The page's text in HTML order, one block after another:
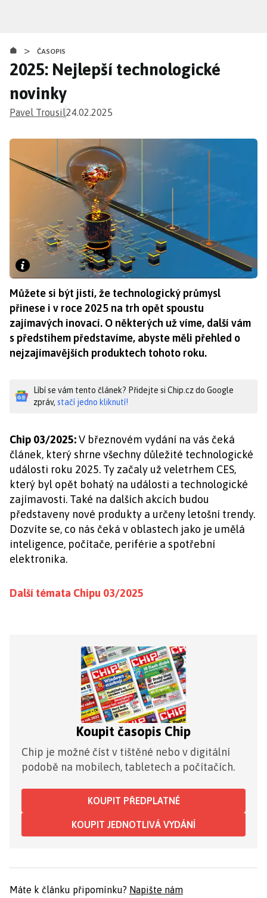
obsahu
> ČASOPIS
2025: Nejlepší technologické
novinky
Pavel Trousil24.02.2025
Můžete si být jistí, že technologický průmysl
přinese i v roce 2025 na trh opět spoustu
zajímavých inovací. O některých už víme, další vám
s předstihem představíme, abyste měli přehled o
nejzajímavějších produktech tohoto roku.
Líbí se vám tento článek? Přidejte si Chip.cz do Google
zpráv, stačí jedno kliknutí!
Chip 03/2025:V březnovém vydání na vás čeká
článek, který shrne všechny důležité technologické
události roku 2025. Ty začaly už veletrhem CES,
který byl opět bohatý na události a technologické
zajímavosti. Také na dalších akcích budou
představeny nové produkty a určeny letošní trendy.
Dozvíte se, co nás čeká v oblastech jako je umělá
inteligence, počítače, periférie a spotřební
elektronika.
Další témata Chipu 03/2025
Koupit časopis Chip
Chip je možné číst v tištěné nebo v digitální
podobě na mobilech, tabletech a počítačích.
KOUPIT PŘEDPLATNÉ
KOUPIT JEDNOTLIVÁ VYDÁNÍ
Máte k článku připomínku? Napište nám